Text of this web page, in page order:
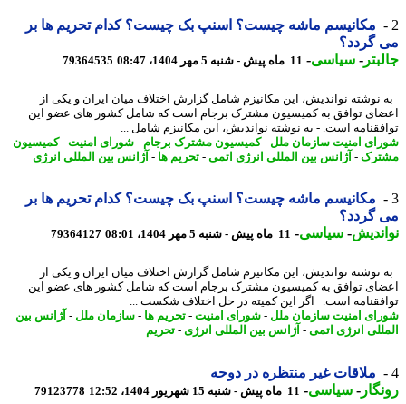
مکانیسم ماشه چیست؟ اسنپ بک چیست؟ کدام تحریم ها بر
گردد؟
-سیاسی-11 ماه پیش - شنبه 5 مهر 1404، 08:47 79364535
نواندیش، این مکانیزم شامل گزارش اختلاف میان ایران و یکی از
توافق به کمیسیون مشترک برجام است که شامل کشور های عضو این
است. - به نوشته نواندیش، این مکانیزم شامل ...
امنیت سازمان ملل -کمیسیون مشترک برجام -شورای امنیت-کمیسیون
- آژانس بین المللی انرژی اتمی -تحریم ها- آژانس بین المللی انرژی
مکانیسم ماشه چیست؟ اسنپ بک چیست؟ کدام تحریم ها بر
گردد؟
-سیاسی-11 ماه پیش - شنبه 5 مهر 1404، 08:01 79364127
نواندیش، این مکانیزم شامل گزارش اختلاف میان ایران و یکی از
توافق به کمیسیون مشترک برجام است که شامل کشور های عضو این
است. اگر این کمیته در حل اختلاف شکست ...
امنیت سازمان ملل -شورای امنیت-تحریم ها- سازمان ملل -آژانس بین
انرژی اتمی -آژانس بین المللی انرژی-تحریم
ملاقات غیر منتظره در دوحه
-سیاسی-11 ماه پیش - شنبه 15 شهریور 1404، 12:52 79123778